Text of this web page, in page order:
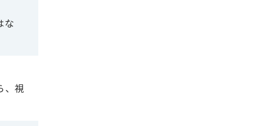
な
、視